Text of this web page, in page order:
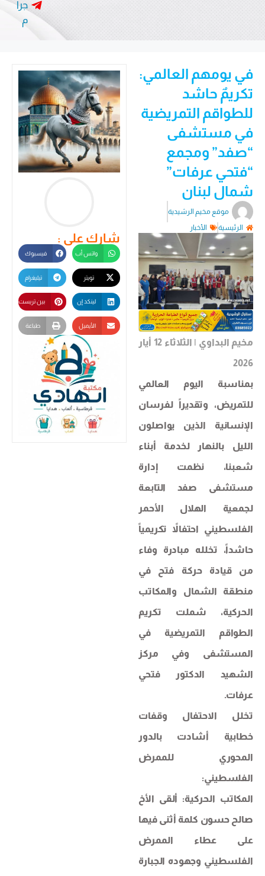
جرا
م
في يومهم العالمي:
تكريمٌ حاشد
للطواقم التمريضية
في مستشفى
“صفد” ومجمع
“فتحي عرفات”
شمال لبنان
موقع مخيم الرشيدية
الرئيسية
الأخبار
مخيم البداوي | الثلاثاء 12 أيار
2026
بمناسبة اليوم العالمي
للتمريض، وتقديراً لفرسان
الإنسانية الذين يواصلون
الليل بالنهار لخدمة أبناء
شعبنا، نظمت إدارة
مستشفى صفد التابعة
لجمعية الهلال الأحمر
الفلسطيني احتفالاً تكريمياً
حاشداً، تخلله مبادرة وفاء
من قيادة حركة فتح في
منطقة الشمال والمكاتب
الحركية، شملت تكريم
الطواقم التمريضية في
المستشفى وفي مركز
الشهيد الدكتور فتحي
عرفات.
تخلل الاحتفال وقفات
خطابية أشادت بالدور
المحوري للممرض
الفلسطيني:
المكاتب الحركية: ألقى الأخ
صالح حسون كلمة أثنى فيها
على عطاء الممرض
الفلسطيني وجهوده الجبارة
شارك على :
واتس أب فيسبوك
تيليغرام
لينكد إن بين تريست
الأيميل طباعة